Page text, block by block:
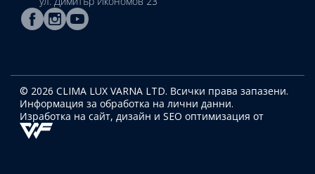
© 2026 CLIMA LUX VARNA LTD. Всички права запазени.
Информация за обработка на лични данни.
Изработка на сайт, дизайн и SEO оптимизация от